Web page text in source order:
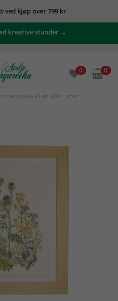
kjøp over 799 kr
kreative stunder →
0 0
Bilde Ville Urter